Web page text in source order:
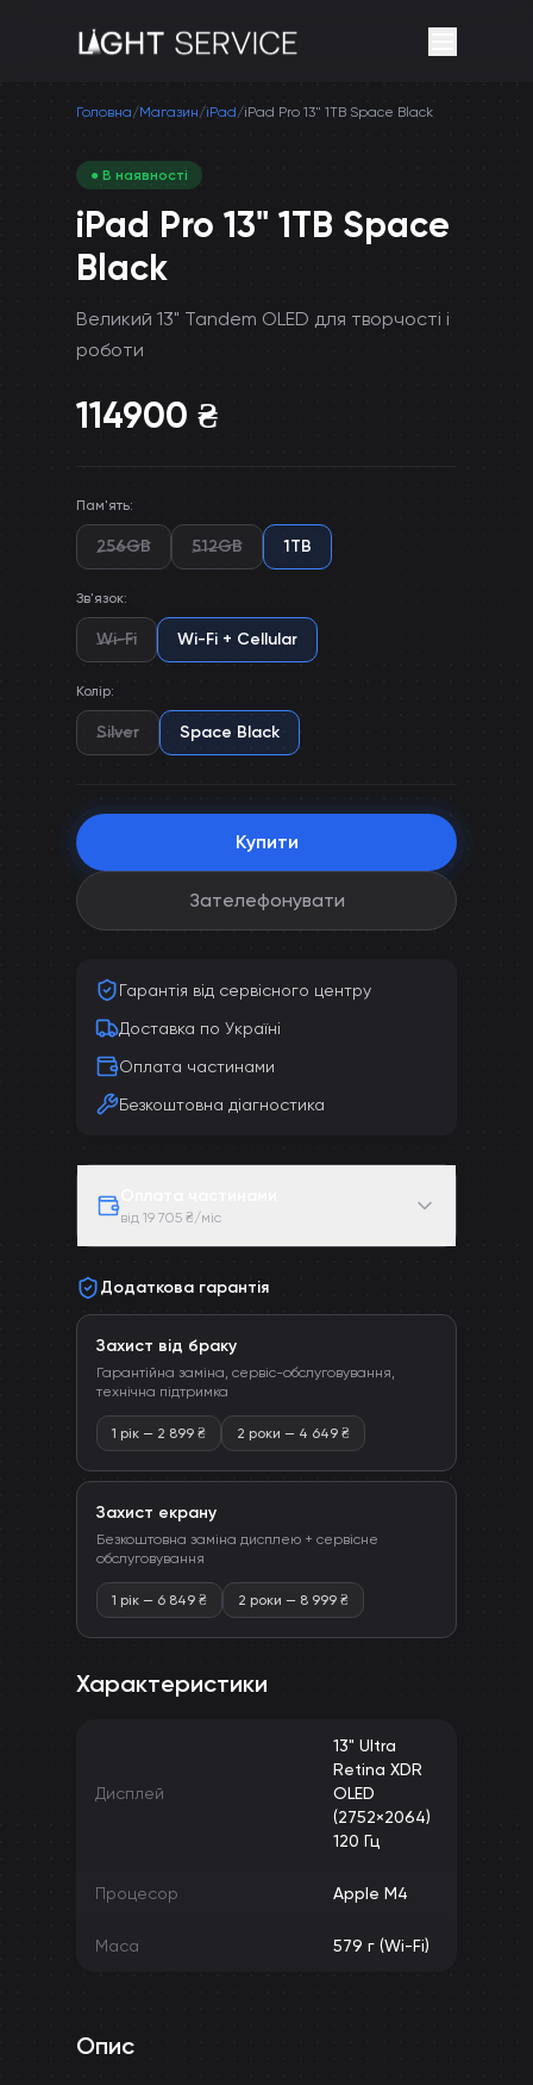
Головна/Магазин/iPad/iPad Pro 13" 1TB Space Black
● В наявності
iPad Pro 13" 1TB Space
Black
Великий 13" Tandem OLED для творчості і
роботи
114900 ₴
Пам'ять:
256GB 512GB 1TB
Зв'язок:
Wi-Fi Wi-Fi + Cellular
Колір:
Silver Space Black
Купити
Зателефонувати
Гарантія від сервісного центру
Доставка по Україні
Оплата частинами
Безкоштовна діагностика
від 19 705 ₴/міс
Додаткова гарантія
Захист від браку
Гарантійна заміна, сервіс-обслуговування,
технічна підтримка
1 рік — 2 899 ₴ 2 роки — 4 649 ₴
Захист екрану
Безкоштовна заміна дисплею + сервісне
обслуговування
1 рік — 6 849 ₴ 2 роки — 8 999 ₴
Характеристики
Дисплей
13" Ultra
Retina XDR
OLED
(2752×2064)
120 Гц
Процесор Apple M4
Маса 579 г (Wi-Fi)
Опис